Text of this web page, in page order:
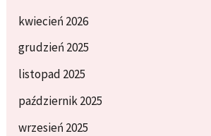
kwiecień 2026
grudzień 2025
listopad 2025
październik 2025
wrzesień 2025